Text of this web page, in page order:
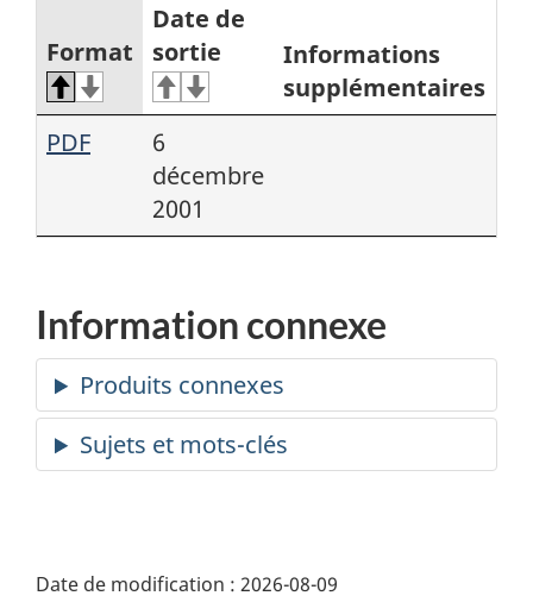
Format
Date de
sortie
Informations
supplémentaires
PDF
6
décembre
2001
Information connexe
Date de modification : 2026-08-09